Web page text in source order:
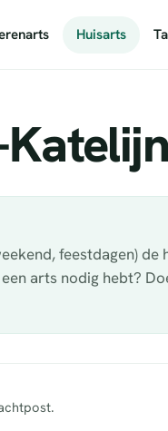
Huisarts
feestdagen)
arts nodig hebt?